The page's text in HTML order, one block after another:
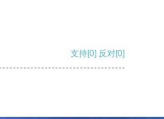
支持[0] 反对[0]